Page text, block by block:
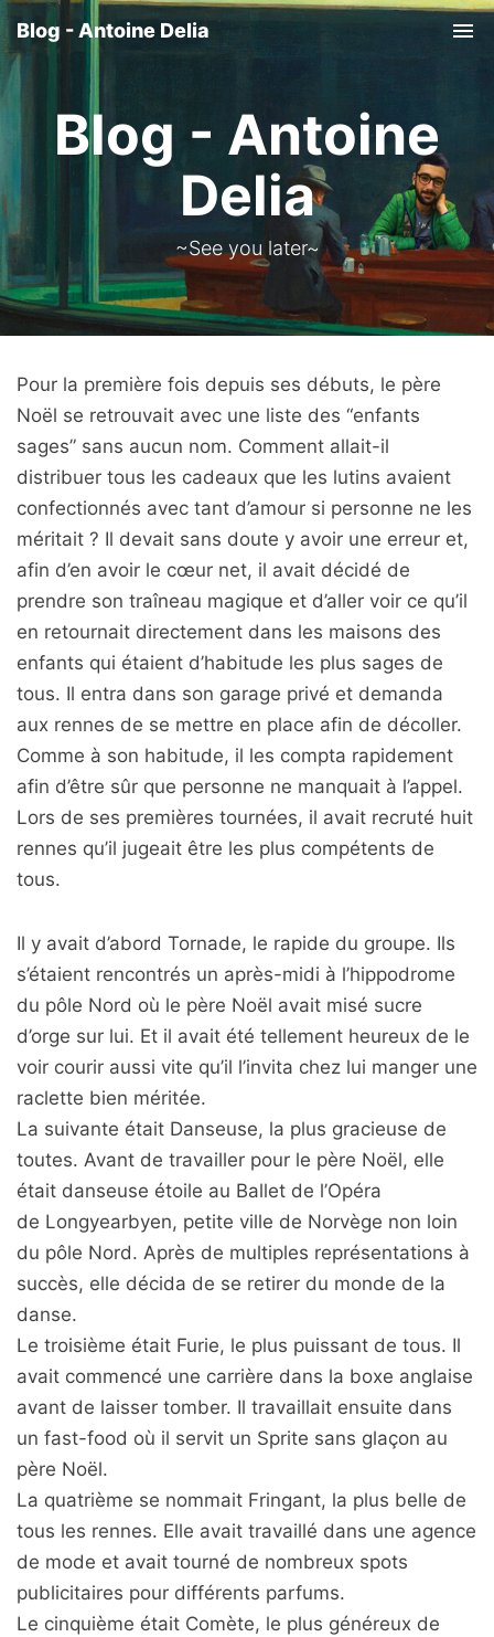
Blog - Antoine Delia
Blog - Antoine
Delia
~See you later~
Pour la première fois depuis ses débuts, le père
Noël se retrouvait avec une liste des “enfants
sages” sans aucun nom. Comment allait-il
distribuer tous les cadeaux que les lutins avaient
confectionnés avec tant d’amour si personne ne les
méritait ? Il devait sans doute y avoir une erreur et,
afin d’en avoir le cœur net, il avait décidé de
prendre son traîneau magique et d’aller voir ce qu’il
en retournait directement dans les maisons des
enfants qui étaient d’habitude les plus sages de
tous. Il entra dans son garage privé et demanda
aux rennes de se mettre en place afin de décoller.
Comme à son habitude, il les compta rapidement
afin d’être sûr que personne ne manquait à l’appel.
Lors de ses premières tournées, il avait recruté huit
rennes qu’il jugeait être les plus compétents de
tous.
Il y avait d’abord Tornade, le rapide du groupe. Ils
s’étaient rencontrés un après-midi à l’hippodrome
du pôle Nord où le père Noël avait misé sucre
d’orge sur lui. Et il avait été tellement heureux de le
voir courir aussi vite qu’il l’invita chez lui manger une
raclette bien méritée.
La suivante était Danseuse, la plus gracieuse de
toutes. Avant de travailler pour le père Noël, elle
était danseuse étoile au Ballet de l’Opéra
de Longyearbyen, petite ville de Norvège non loin
du pôle Nord. Après de multiples représentations à
succès, elle décida de se retirer du monde de la
danse.
Le troisième était Furie, le plus puissant de tous. Il
avait commencé une carrière dans la boxe anglaise
avant de laisser tomber. Il travaillait ensuite dans
un fast-food où il servit un Sprite sans glaçon au
père Noël.
La quatrième se nommait Fringant, la plus belle de
tous les rennes. Elle avait travaillé dans une agence
de mode et avait tourné de nombreux spots
publicitaires pour différents parfums.
Le cinquième était Comète, le plus généreux de